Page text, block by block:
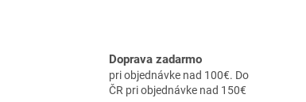
Doprava zadarmo
pri objednávke nad 100€. Do
ČR pri objednávke nad 150€